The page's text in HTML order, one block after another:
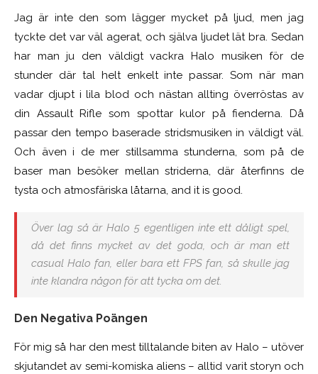
Jag är inte den som lägger mycket på ljud, men jag
tyckte det var väl agerat, och själva ljudet lät bra. Sedan
har man ju den väldigt vackra Halo musiken för de
stunder där tal helt enkelt inte passar. Som när man
vadar djupt i lila blod och nästan allting överröstas av
din Assault Rifle som spottar kulor på fienderna. Då
passar den tempo baserade stridsmusiken in väldigt väl.
Och även i de mer stillsamma stunderna, som på de
baser man besöker mellan striderna, där återfinns de
tysta och atmosfäriska låtarna, and it is good.
Över lag så är Halo 5 egentligen inte ett dåligt spel,
då det finns mycket av det goda, och är man ett
casual Halo fan, eller bara ett FPS fan, så skulle jag
inte klandra någon för att tycka om det.
Den Negativa Poängen
För mig så har den mest tilltalande biten av Halo – utöver
skjutandet av semi-komiska aliens – alltid varit storyn och